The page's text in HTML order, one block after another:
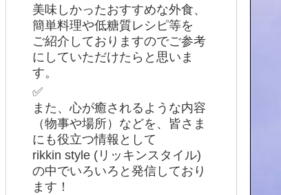
美味しかったおすすめな外食、
簡単料理や低糖質レシピ等を
ご紹介しておりますのでご参考
にしていただけたらと思いま
す。
✅
また、心が癒されるような内容
（物事や場所）などを、皆さま
にも役立つ情報として
rikkin style (リッキンスタイル)
の中でいろいろと発信しており
ます！